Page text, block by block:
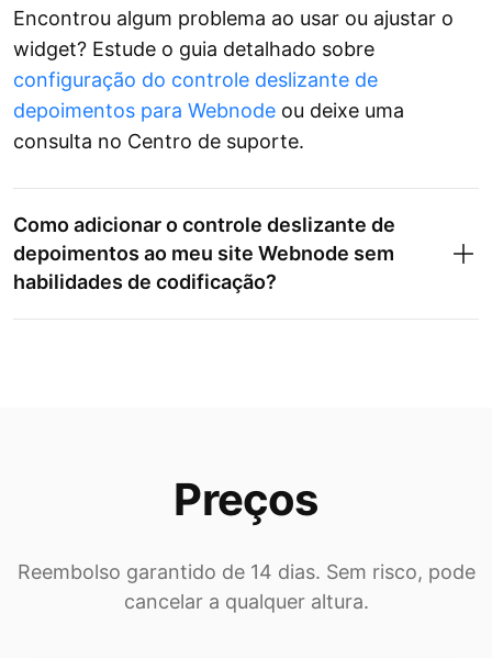
Encontrou algum problema ao usar ou ajustar o
widget? Estude o guia detalhado sobre
configuração do controle deslizante de
depoimentos para Webnode ou deixe uma
consulta no Centro de suporte.
Como adicionar o controle deslizante de
depoimentos ao meu site Webnode sem
habilidades de codificação?
Preços
Reembolso garantido de 14 dias. Sem risco, pode
cancelar a qualquer altura.